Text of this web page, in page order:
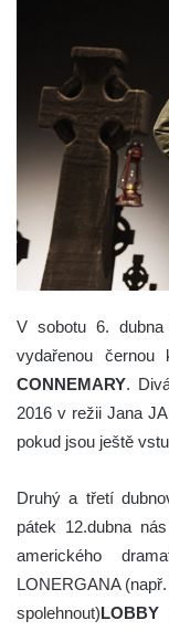
V sobotu 6. dubna
vydařenou černou
CONNEMARY.
2016 v režii Jana
pokud jsou ještě
Druhý a třetí
pátek 12.dubna
amerického
LONERGANA
spolehnout)LOBBY